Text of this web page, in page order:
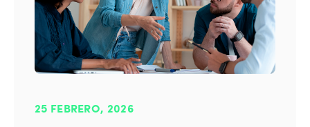
25 FEBRERO, 2026